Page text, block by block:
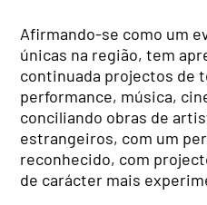
Afirmando-se como um
únicas na região, tem
continuada projectos de
performance, música,
conciliando obras de
estrangeiros, com um
reconhecido, com
de carácter mais